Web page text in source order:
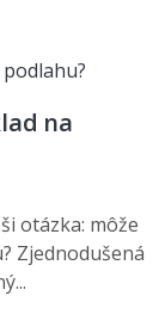
na
otázka: môže
Zjednodušená